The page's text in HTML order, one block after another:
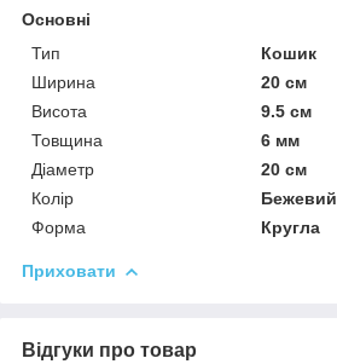
Основні
Тип
Кошик
Ширина
20 см
Висота
9.5 см
Товщина
6 мм
Діаметр
20 см
Колір
Бежевий
Форма
Кругла
Приховати
Відгуки про товар